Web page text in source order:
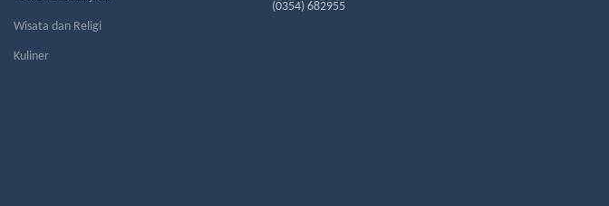
Wisata dan Religi
Kuliner
(0354) 682955